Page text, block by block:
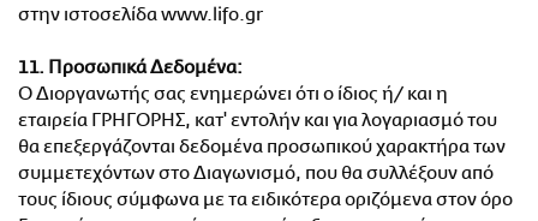
στην ιστοσελίδα www.lifo.gr
11. Προσωπικά Δεδομένα:
Ο Διοργανωτής σας ενημερώνει ότι ο ίδιος ή/ και η
εταιρεία ΓΡΗΓΟΡΗΣ, κατ' εντολήν και για λογαριασμό του
θα επεξεργάζονται δεδομένα προσωπικού χαρακτήρα των
συμμετεχόντων στο Διαγωνισμό, που θα συλλέξουν από
τους ίδιους σύμφωνα με τα ειδικότερα οριζόμενα στον όρο